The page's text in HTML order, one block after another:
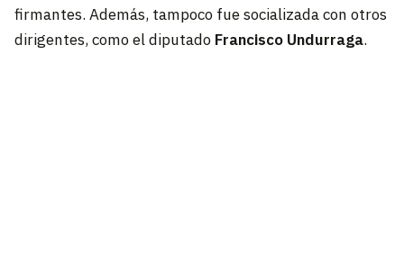
firmantes. Además, tampoco fue socializada con otros
dirigentes, como el diputado Francisco Undurraga.